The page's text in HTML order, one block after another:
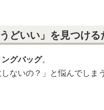
どいい」を見つける
グバッグ。
ないの？」と悩んでしま